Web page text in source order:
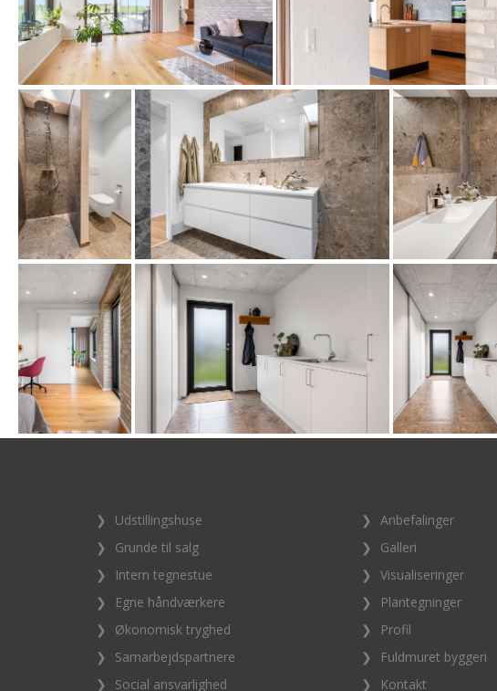
❯
Udstillingshuse
❯
Grunde til salg
❯
Intern tegnestue
❯
Egne håndværkere
❯
Økonomisk tryghed
❯
Samarbejdspartnere
❯
Social ansvarlighed
❯ Anbefalinger
❯
Galleri
❯ Visualiseringer
❯
Plantegninger
❯
Profil
❯
Fuldmuret byggeri
❯
Kontakt